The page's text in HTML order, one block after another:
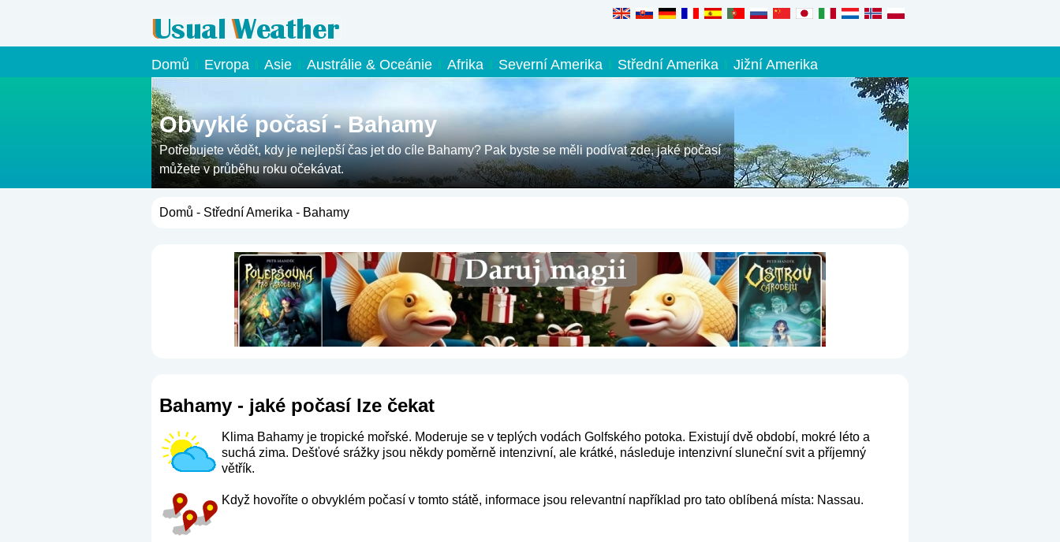
Domů Evropa Asie Austrálie & Oceánie Afrika Severní Amerika Střední Amerika Jižní Amerika
Obvyklé počasí - Bahamy
Potřebujete vědět, kdy je nejlepší čas jet do cíle Bahamy? Pak byste se měli podívat zde, jaké počasí
můžete v průběhu roku očekávat.
Domů - Střední Amerika - Bahamy
Bahamy - jaké počasí lze čekat
Klima Bahamy je tropické mořské. Moderuje se v teplých vodách Golfského potoka. Existují dvě období, mokré léto a
suchá zima. Dešťové srážky jsou někdy poměrně intenzivní, ale krátké, následuje intenzivní sluneční svit a příjemný
větřík.
Když hovoříte o obvyklém počasí v tomto státě, informace jsou relevantní například pro tato oblíbená místa: Nassau.